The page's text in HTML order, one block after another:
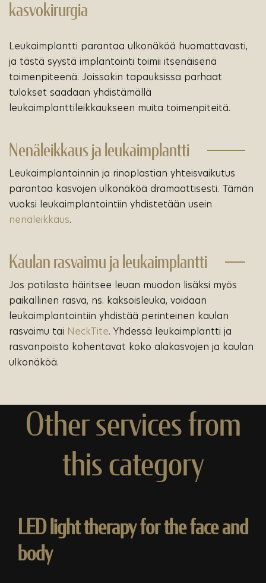
kasvokirurgia
Leukaimplantti parantaa ulkonäköä huomattavasti,
ja tästä syystä implantointi toimii itsenäisenä
toimenpiteenä. Joissakin tapauksissa parhaat
tulokset saadaan yhdistämällä
leukaimplanttileikkaukseen muita toimenpiteitä.
Nenäleikkaus ja leukaimplantti
Leukaimplantoinnin ja rinoplastian yhteisvaikutus
parantaa kasvojen ulkonäköä dramaattisesti. Tämän
vuoksi leukaimplantointiin yhdistetään usein
nenäleikkaus.
Kaulan rasvaimu ja leukaimplantti
Jos potilasta häiritsee leuan muodon lisäksi myös
paikallinen rasva, ns. kaksoisleuka, voidaan
leukaimplantointiin yhdistää perinteinen kaulan
rasvaimu tai NeckTite. Yhdessä leukaimplantti ja
rasvanpoisto kohentavat koko alakasvojen ja kaulan
ulkonäköä.
Other services from
this category
LED light therapy for the face and
body